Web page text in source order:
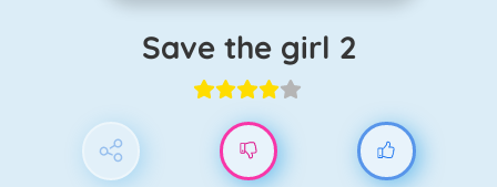
Save the girl 2